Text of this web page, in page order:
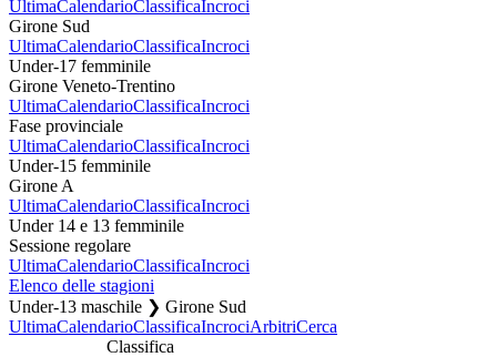
UltimaCalendarioClassificaIncroci
Girone Sud
UltimaCalendarioClassificaIncroci
Under-17 femminile
Girone Veneto-Trentino
UltimaCalendarioClassificaIncroci
Fase provinciale
UltimaCalendarioClassificaIncroci
Under-15 femminile
Girone A
UltimaCalendarioClassificaIncroci
Under 14 e 13 femminile
Sessione regolare
UltimaCalendarioClassificaIncroci
Elenco delle stagioni
Under-13 maschile ❯ Girone Sud
UltimaCalendarioClassificaIncrociArbitriCerca
Classifica